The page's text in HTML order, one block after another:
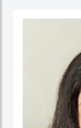
عامًا من الخبرة العملية في مجالات: المالية
حسابات معتمد،